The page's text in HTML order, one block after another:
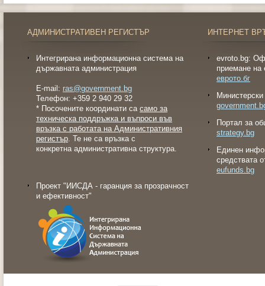
АДМИНИСТРАТИВЕН РЕГИСТЪР
Интегрирана информационна система на
държавната администрация
E-mail: ras@government.bg
Телефон: +359 2 940 29 32
* Посочените координати са само за
техническа поддръжка и въпроси във
връзка с работата на Административния
регистър. Те не са връзка с
конкретна административна структура.
Проект "ИИСДА - гаранция за прозрачност
и ефективност"
ИНТЕРНЕТ
evroto.bg:
приемане на
еврото.бг
Портал за
strategy.bg
Eдинен
средствата
eufunds.bg